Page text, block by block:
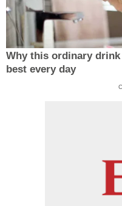
Why this ordinary
best every day